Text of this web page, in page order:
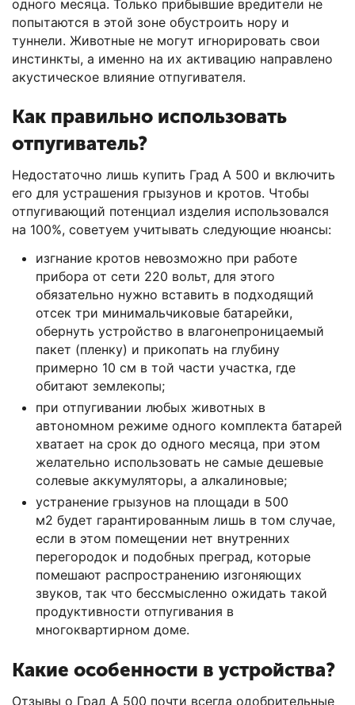
одного месяца. Только прибывшие вредители не
попытаются в этой зоне обустроить нору и
туннели. Животные не могут игнорировать свои
инстинкты, а именно на их активацию направлено
акустическое влияние отпугивателя.
Как правильно использовать
отпугиватель?
Недостаточно лишь купить Град А 500 и включить
его для устрашения грызунов и кротов. Чтобы
отпугивающий потенциал изделия использовался
на 100%, советуем учитывать следующие нюансы:
изгнание кротов невозможно при работе
прибора от сети 220 вольт, для этого
обязательно нужно вставить в подходящий
отсек три минимальчиковые батарейки,
обернуть устройство в влагонепроницаемый
пакет (пленку) и прикопать на глубину
примерно 10 см в той части участка, где
обитают землекопы;
при отпугивании любых животных в
автономном режиме одного комплекта батарей
хватает на срок до одного месяца, при этом
желательно использовать не самые дешевые
солевые аккумуляторы, а алкалиновые;
устранение грызунов на площади в 500
м2 будет гарантированным лишь в том случае,
если в этом помещении нет внутренних
перегородок и подобных преград, которые
помешают распространению изгоняющих
звуков, так что бессмысленно ожидать такой
продуктивности отпугивания в
многоквартирном доме.
Какие особенности в устройства?
Отзывы о Град А 500 почти всегда одобрительные